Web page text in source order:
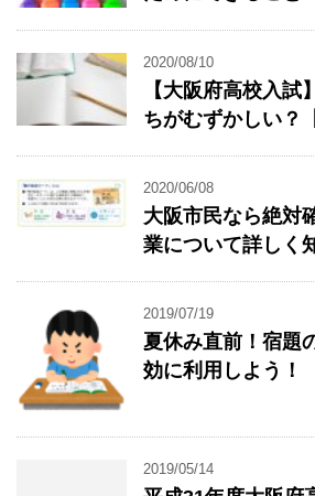
2020/08/10
【大阪府高校入試
ちがむずかしい？
2020/06/08
大阪市民なら絶対
業について詳しく
2019/07/19
夏休み直前！宿題
効に利用しよう！
2019/05/14